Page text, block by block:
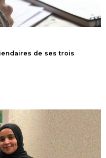
de ses trois